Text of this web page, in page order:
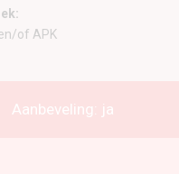
of APK
Aanbeveling: ja